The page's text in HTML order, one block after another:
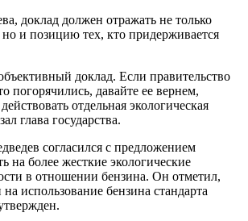
доклад должен отражать не только
и позицию тех, кто придерживается
доклад. Если правительство
погорячились, давайте ее вернем,
отдельная экологическая
глава государства.
согласился с предложением
на более жесткие экологические
в отношении бензина. Он отметил,
использование бензина стандарта